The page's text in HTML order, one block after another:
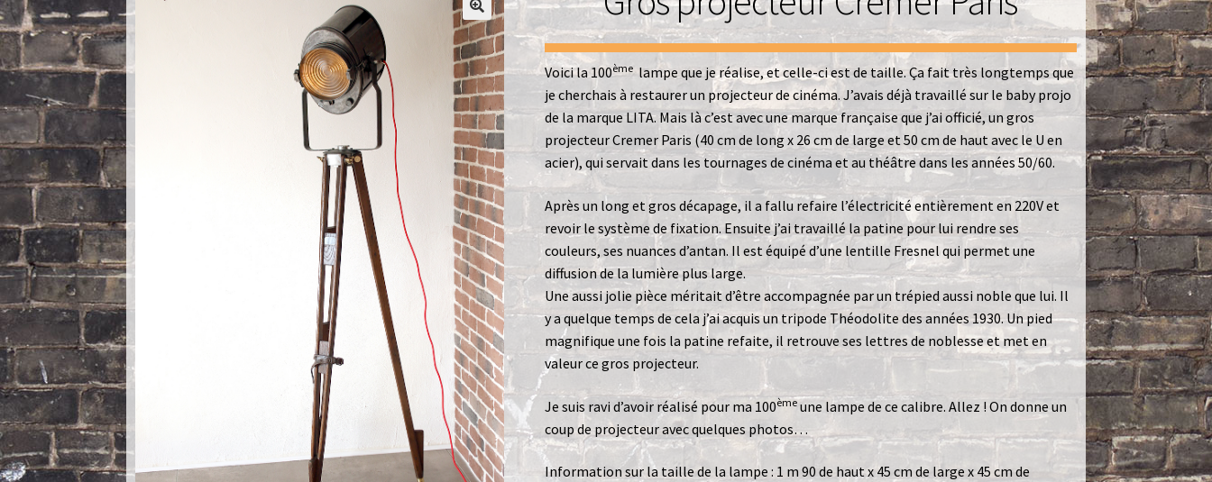
Voici la 100èmelampe que je réalise, et celle-ci est de taille. Ça fait très longtemps que
je cherchais à restaurer un projecteur de cinéma. J’avais déjà travaillé sur le baby projo
de la marque LITA. Mais là c’est avec une marque française que j’ai officié, un gros
projecteur Cremer Paris (40 cm de long x 26 cm de large et 50 cm de haut avec le U en
acier), qui servait dans les tournages de cinéma et au théâtre dans les années 50/60.
Après un long et gros décapage, il a fallu refaire l’électricité entièrement en 220V et
revoir le système de fixation. Ensuite j’ai travaillé la patine pour lui rendre ses
couleurs, ses nuances d’antan. Il est équipé d’une lentille Fresnel qui permet une
diffusion de la lumière plus large.
Une aussi jolie pièce méritait d’être accompagnée par un trépied aussi noble que lui. Il
y a quelque temps de cela j’ai acquis un tripode Théodolite des années 1930. Un pied
magnifique une fois la patine refaite, il retrouve ses lettres de noblesse et met en
valeur ce gros projecteur.
Je suis ravi d’avoir réalisé pour ma 100èmeune lampe de ce calibre. Allez ! On donne un
coup de projecteur avec quelques photos…
Information sur la taille de la lampe : 1 m 90 de haut x 45 cm de large x 45 cm de